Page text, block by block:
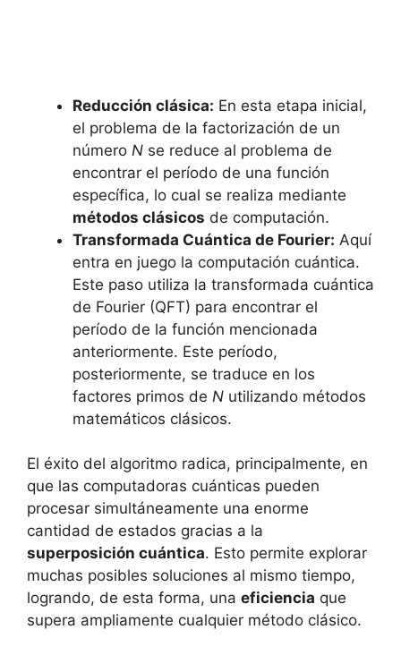
Reducción clásica: En esta etapa inicial,
el problema de la factorización de un
número N se reduce al problema de
encontrar el período de una función
específica, lo cual se realiza mediante
métodos clásicos de computación.
Transformada Cuántica de Fourier: Aquí
entra en juego la computación cuántica.
Este paso utiliza la transformada cuántica
de Fourier (QFT) para encontrar el
período de la función mencionada
anteriormente. Este período,
posteriormente, se traduce en los
factores primos de N utilizando métodos
matemáticos clásicos.
El éxito del algoritmo radica, principalmente, en
que las computadoras cuánticas pueden
procesar simultáneamente una enorme
cantidad de estados gracias a la
superposición cuántica. Esto permite explorar
muchas posibles soluciones al mismo tiempo,
logrando, de esta forma, una eficiencia que
supera ampliamente cualquier método clásico.